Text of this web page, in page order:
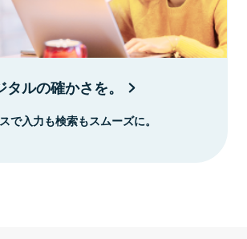
ルの確かさを。
で入力も検索もスムーズに。